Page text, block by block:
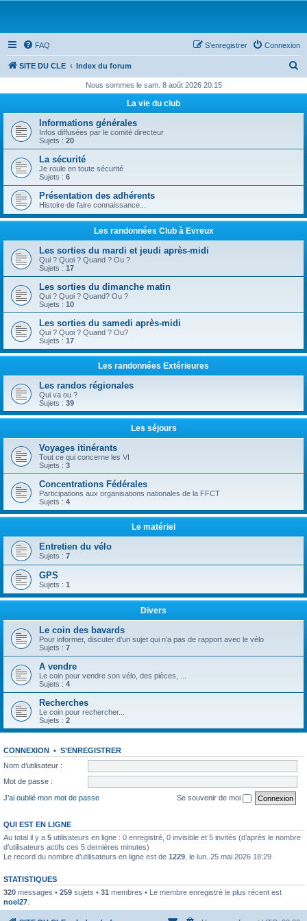
FAQ Connexion
S’enregistrer
SITE DU CLE Index du forum
h
r
r
Nous sommes le sam. 8 août 2026 20:15
La vie du club
Informations générales
Infos diffusées par le comité directeur
Sujets : 20
La sécurité
Je roule en toute sécurité
Sujets : 6
Présentation des adhérents
Histoire de faire connaissance...
Les randonnées Club à Evreux
Les sorties du mardi et jeudi après-midi
Qui ? Quoi ? Quand ? Ou ?
Sujets : 17
Les sorties du dimanche matin
Qui ? Quoi ? Quand? Ou ?
Sujets : 10
Les sorties du samedi après-midi
Qui ? Quoi ? Quand ? Ou?
Sujets : 17
Les randonnées Extérieures
Les randos régionales
Qui va ou ?
Sujets : 39
Les séjours
Voyages itinérants
Tout ce qui concerne les VI
Sujets : 3
Concentrations Fédérales
Participations aux organisations nationales de la FFCT
Sujets : 4
Le matériel
Entretien du vélo
Sujets : 7
GPS
Sujets : 1
Divers
Le coin des bavards
Pour informer, discuter d'un sujet qui n'a pas de rapport avec le vélo
Sujets : 7
A vendre
Le coin pour vendre son vélo, des pièces, ...
Sujets : 4
Recherches
Le coin pour rechercher...
Sujets : 2
CONNEXION • S’ENREGISTRER
Nom d’utilisateur :
Mot de passe :
J’ai oublié mon mot de passe
Se souvenir de moi
QUI EST EN LIGNE
Au total il y a 5 utilisateurs en ligne : 0 enregistré, 0 invisible et 5 invités (d’après le nombre
d’utilisateurs actifs ces 5 dernières minutes)
Le record du nombre d’utilisateurs en ligne est de 1229 , le lun. 25 mai 2026 18:29
STATISTIQUES
320 messages • 259 sujets • 31 membres • Le membre enregistré le plus récent est
noel27